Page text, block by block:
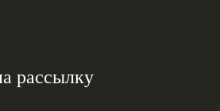
рассылку